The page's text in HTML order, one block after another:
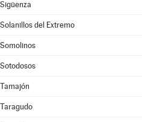
Sigüenza
Solanillos del Extremo
Somolinos
Sotodosos
Tamajón
Taragudo